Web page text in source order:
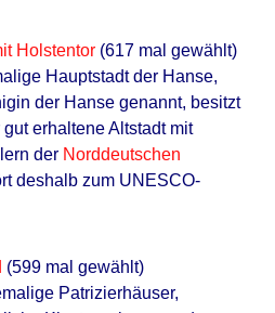
Holstentor (617 mal gewählt)
Hauptstadt der Hanse,
der Hanse genannt, besitzt
erhaltene Altstadt mit
der Norddeutschen
deshalb zum UNESCO-
(599 mal gewählt)
Patrizierhäuser,